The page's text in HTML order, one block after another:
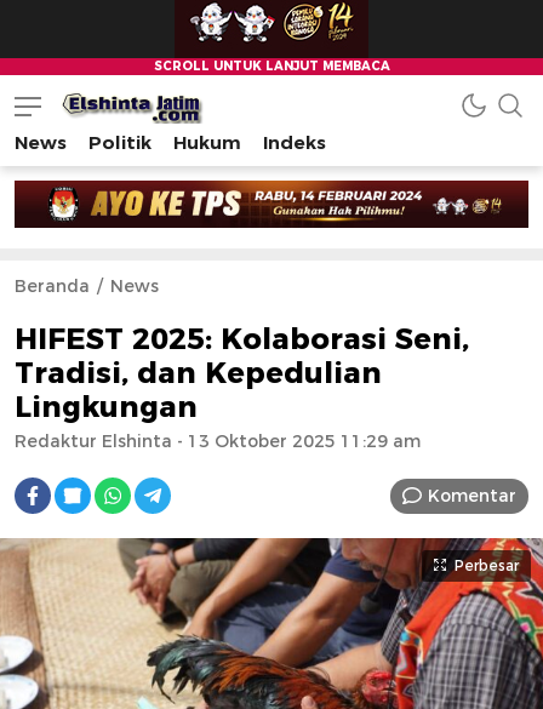
News Politik Hukum Indeks
Beranda News
HIFEST 2025: Kolaborasi Seni,
Tradisi, dan Kepedulian
Lingkungan
Redaktur Elshinta - 13 Oktober 2025 11:29 am
Komentar
Perbesar